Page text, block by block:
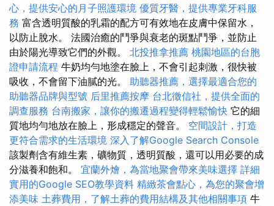
心，提供安心的月子照護環境 優質牙醫，提供專業牙科服
務 富含透明質酸的乳霜的配方可有效地在皮膚中保留水，
以防止脫水。 法國治癒的鬥爭與衰老的斑點鬥爭，並防止
由於陽光導致它們的外觀。 北投推拿推薦 桃園地區的台胞
證申請流程 牛奶均勻地塗在臉上，不會引起刺激，很快被
吸收，不會留下油膩的光。 助聽器推薦，選擇最適合您的
助聽器品牌與型號 后里推薦按摩 台北徵信社，提供全面的
調查服務 台南搬家，讓你的搬遷過程變得輕鬆愉快 它的細
質地均勻地放在臉上，形成穩定的聲音。 空間設計，打造
更符合需求的生活環境 深入了解Google Search Console
該製劑含有維生素，礦物質，透明質酸，還可以用必要的成
分滋養和飽和。 宜蘭外燴，為當地聚會帶來美味選擇 詳細
實用的Google SEO教學資料 精緻茶會點心，為您的聚會增
添美味 土葬費用，了解土葬的費用結構及其他相關事項 牛